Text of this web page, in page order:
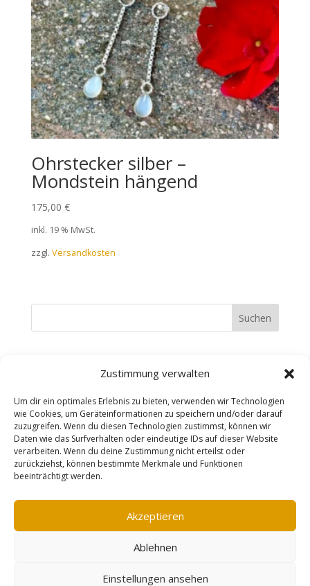
Zustimmung verwalten
Um dir ein optimales Erlebnis zu bieten, verwenden wir Technologien
wie Cookies, um Geräteinformationen zu speichern und/oder darauf
zuzugreifen. Wenn du diesen Technologien zustimmst, können wir
Daten wie das Surfverhalten oder eindeutige IDs auf dieser Website
verarbeiten. Wenn du deine Zustimmung nicht erteilst oder
zurückziehst, können bestimmte Merkmale und Funktionen
beeinträchtigt werden.
Akzeptieren
Ablehnen
Einstellungen ansehen
Ohrstecker silber –
Mondstein hängend
175,00 €
inkl. 19 % MwSt.
zzgl. Versandkosten
Suchen
Recent Comments
Es sind keine Kommentare vorhanden.
Impressum AGB
Datenschutzerklärung
Widerrufsbelehrung
Vertrag widerrufen
Cookie-Richtlinie (EU)
©mareensschmuckschmiede